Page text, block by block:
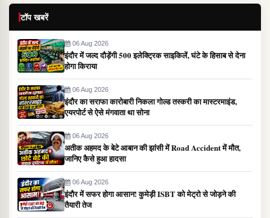
टॉप खबरें
06 Aug 2026
इंदौर में जल्द दौड़ेंगी 500 इलेक्ट्रिक साइकिलें, घंटे के हिसाब से देना
होगा किराया
06 Aug 2026
इंदौर का सराफा कारोबारी निकला गोल्ड तस्करी का मास्टरमाइंड,
एयरपोर्ट से ऐसे मंगवाता था सोना
06 Aug 2026
अतीक अहमद के बेटे आबान की झांसी में Road Accident में मौत,
जानिए कैसे हुआ हादसा
06 Aug 2026
इंदौर में सफर होगा आसान! कुमेड़ी ISBT को मेट्रो से जोड़ने की
तैयारी तेज